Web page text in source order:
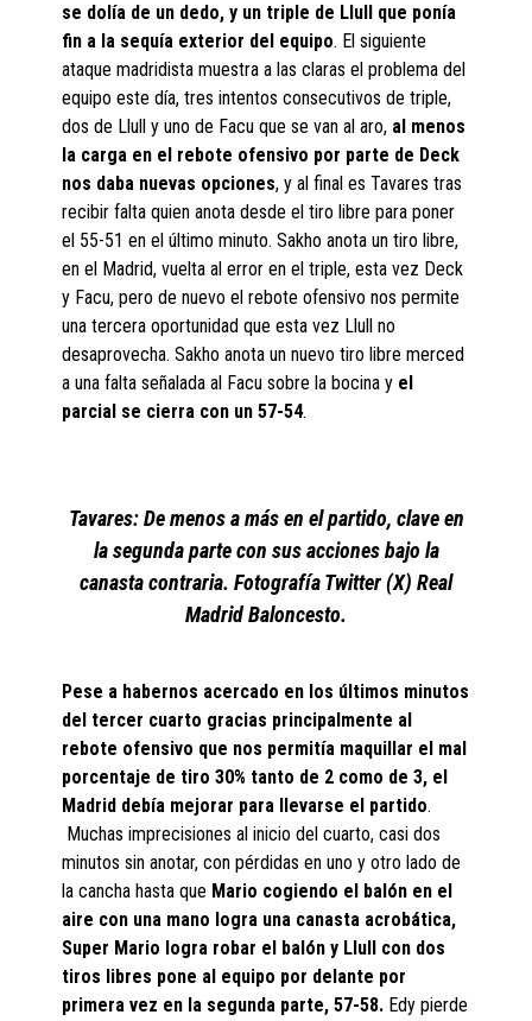
se dolía de un dedo, y un triple de Llull que ponía
fin a la sequía exterior del equipo. El siguiente
ataque madridista muestra a las claras el problema del
equipo este día, tres intentos consecutivos de triple,
dos de Llull y uno de Facu que se van al aro, al menos
la carga en el rebote ofensivo por parte de Deck
nos daba nuevas opciones, y al final es Tavares tras
recibir falta quien anota desde el tiro libre para poner
el 55-51 en el último minuto. Sakho anota un tiro libre,
en el Madrid, vuelta al error en el triple, esta vez Deck
y Facu, pero de nuevo el rebote ofensivo nos permite
una tercera oportunidad que esta vez Llull no
desaprovecha. Sakho anota un nuevo tiro libre merced
a una falta señalada al Facu sobre la bocina y el
parcial se cierra con un 57-54.
Tavares: De menos a más en el partido, clave en
la segunda parte con sus acciones bajo la
canasta contraria. Fotografía Twitter (X) Real
Madrid Baloncesto.
Pese a habernos acercado en los últimos minutos
del tercer cuarto gracias principalmente al
rebote ofensivo que nos permitía maquillar el mal
porcentaje de tiro 30% tanto de 2 como de 3, el
Madrid debía mejorar para llevarse el partido.
Muchas imprecisiones al inicio del cuarto, casi dos
minutos sin anotar, con pérdidas en uno y otro lado de
la cancha hasta que Mario cogiendo el balón en el
aire con una mano logra una canasta acrobática,
Super Mario logra robar el balón y Llull con dos
tiros libres pone al equipo por delante por
primera vez en la segunda parte, 57-58. Edy pierde